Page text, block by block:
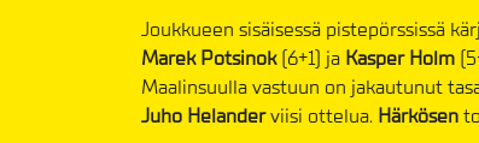
Joukkueen sisäisessä pistepörssissä
Marek Potsinok(6+1) ja Kasper Holm
Maalinsuulla vastuun on jakautunut
Juho Helanderviisi ottelua. Härkösen